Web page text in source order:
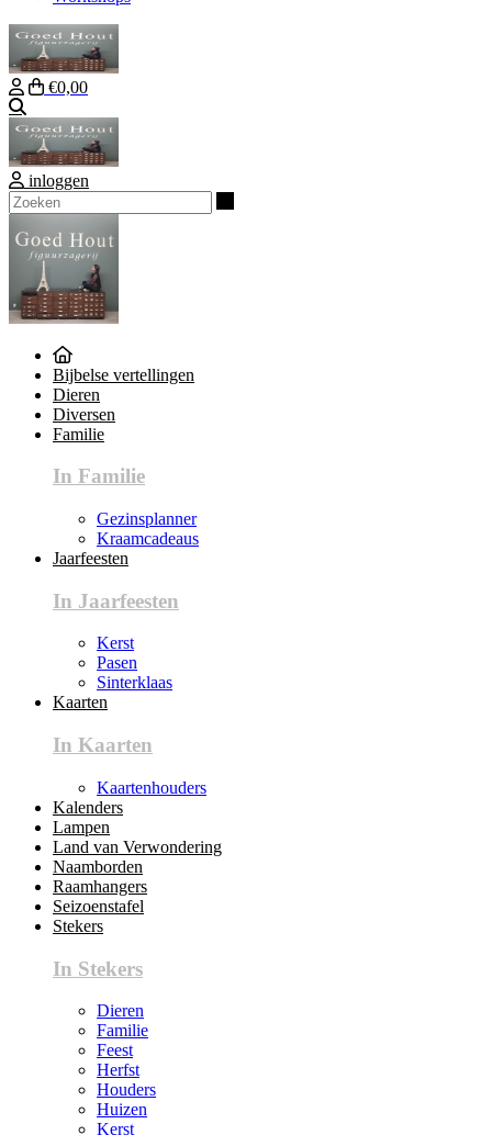
€0,00
inloggen
Bijbelse vertellingen
Dieren
Diversen
Familie
In Familie
Gezinsplanner
Kraamcadeaus
Jaarfeesten
In Jaarfeesten
Kerst
Pasen
Sinterklaas
Kaarten
In Kaarten
Kaartenhouders
Kalenders
Lampen
Land van Verwondering
Naamborden
Raamhangers
Seizoenstafel
Stekers
In Stekers
Dieren
Familie
Feest
Herfst
Houders
Huizen
Kerst